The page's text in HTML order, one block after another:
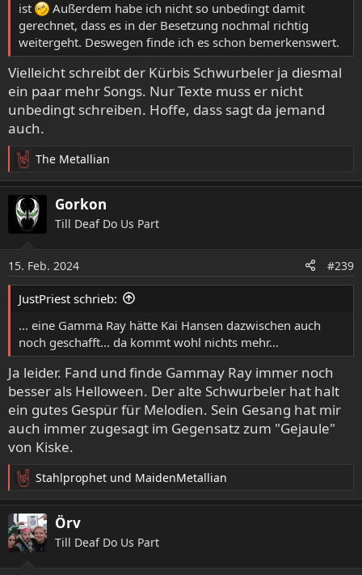
ist
Außerdem habe ich nicht so unbedingt damit
gerechnet, dass es in der Besetzung nochmal richtig
weitergeht. Deswegen finde ich es schon bemerkenswert.
Vielleicht schreibt der Kürbis Schwurbeler ja diesmal
ein paar mehr Songs. Nur Texte muss er nicht
unbedingt schreiben. Hoffe, dass sagt da jemand
auch.
R
e
a
k
n
e
n
The Metallian
Gorkon
Till Deaf Do Us Part
15. Feb. 2024 #239
JustPriest schrieb:
... eine Gamma Ray hätte Kai Hansen dazwischen auch
noch geschafft... da kommt wohl nichts mehr...
Ja leider. Fand und finde Gammay Ray immer noch
besser als Helloween. Der alte Schwurbeler hat halt
ein gutes Gespür für Melodien. Sein Gesang hat mir
auch immer zugesagt im Gegensatz zum "Gejaule"
von Kiske.
R
e
a
k
t
Stahlprophet und MaidenMetallian
Örv
Till Deaf Do Us Part